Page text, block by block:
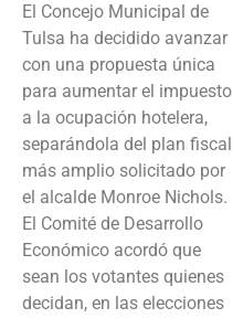
El Concejo Municipal de
Tulsa ha decidido avanzar
con una propuesta única
para aumentar el impuesto
a la ocupación hotelera,
separándola del plan fiscal
más amplio solicitado por
el alcalde Monroe Nichols.
El Comité de Desarrollo
Económico acordó que
sean los votantes quienes
decidan, en las elecciones